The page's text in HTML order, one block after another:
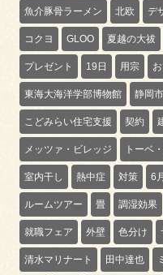
魚介豚骨ラーメン 北欧 デ
コクヨ GLOO 夏越の大祓
プレゼント 19日 用宗
東海大海洋学部博物館 静岡
こどみらい住宅支援 契約
メッツァ・ビレッジ トーベ
室内干し 熱中症 対策 6
ルームツアー 畳 調湿効果
就職フェア 外壁 色分け
清水マリナート 田中達也